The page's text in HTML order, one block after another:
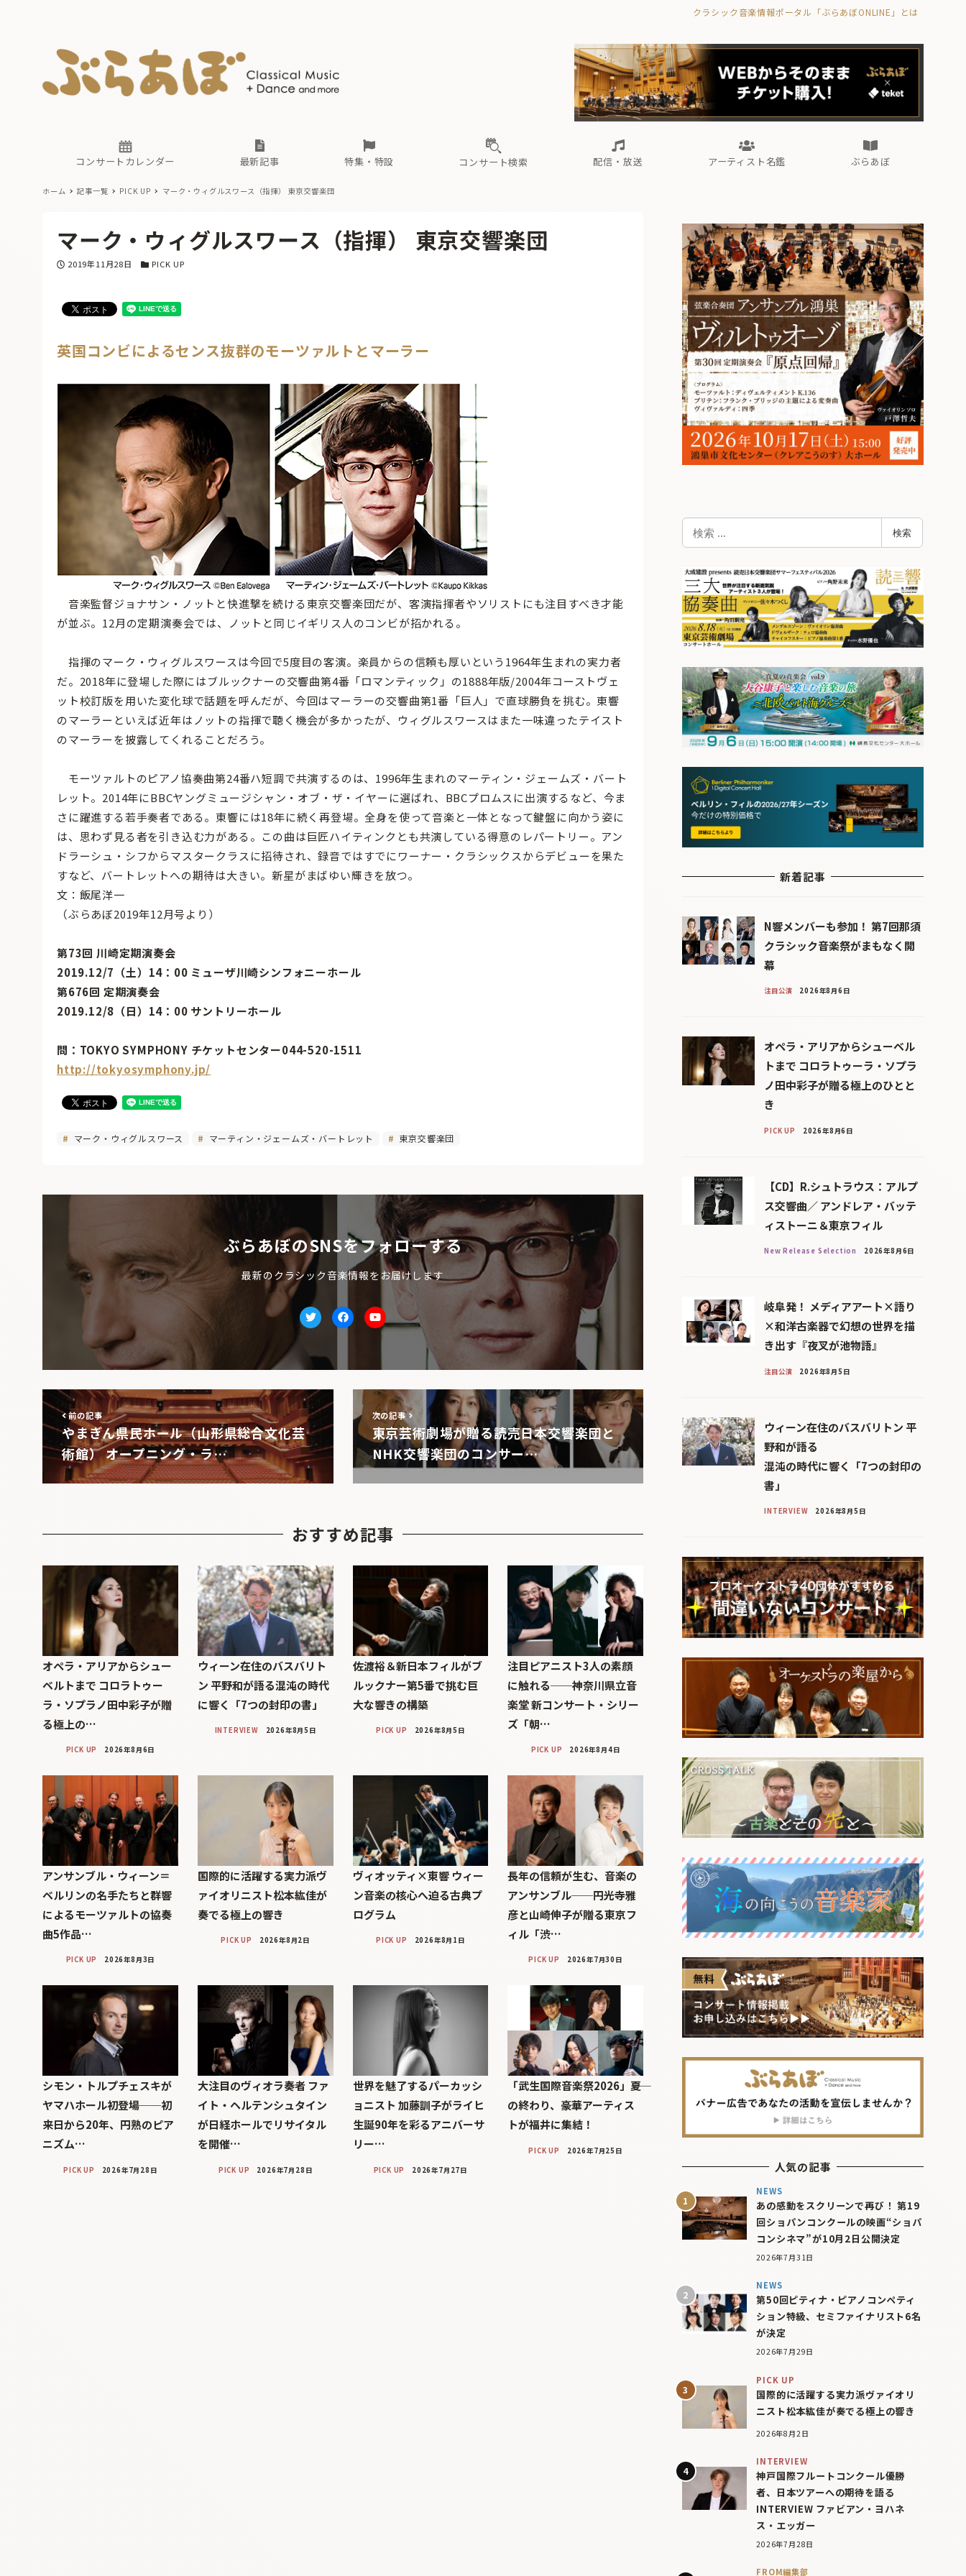
クラシック音楽情報ポータル「ぶらあぼONLINE」とは
コンサートカレンダー 最新記事
古楽とその先と オーケストラの楽屋から 海の向こうの音楽家 ぶらあぼブラス！
フォルテピアノ・オデッセイ
特集・特設
現場のプロが推す！間違いないオーケストラコンサート
過去の特集
コンサート検索 配信・放送
無料ライブ配信スケジュール 有料ライブ配信スケジュール
アーティスト名鑑
さ た は ま や ら
ぶらあぼ
古楽とその先と 海の向こうの音楽家 Aからの眺望 ぶらあぼブラス！
フォルテピアノ・オデッセイ
過去の特集
無料ライブ配信スケジュール
あ か さ
ホーム 記事一覧 PICK UP マーク・ウィグルスワース（指揮） 東京交響楽団
マーク・ウィグルスワース（指揮） 東京交響楽団
投稿日
2019年11月28日 カテゴリー
PICK UP
英国コンビによるセンス抜群のモーツァルトとマーラー
音楽監督ジョナサン・ノットと快進撃を続ける東京交響楽団だが、客演指揮者やソリストにも注目すべき才能
が並ぶ。12月の定期演奏会では、ノットと同じイギリス人のコンビが招かれる。
指揮のマーク・ウィグルスワースは今回で5度目の客演。楽員からの信頼も厚いという1964年生まれの実力者
だ。2018年に登場した際にはブルックナーの交響曲第4番「ロマンティック」の1888年版/2004年コーストヴェ
ット校訂版を用いた変化球で話題を呼んだが、今回はマーラーの交響曲第1番「巨人」で直球勝負を挑む。東響
のマーラーといえば近年はノットの指揮で聴く機会が多かったが、ウィグルスワースはまた一味違ったテイスト
のマーラーを披露してくれることだろう。
モーツァルトのピアノ協奏曲第24番ハ短調で共演するのは、1996年生まれのマーティン・ジェームズ・バート
レット。2014年にBBCヤングミュージシャン・オブ・ザ・イヤーに選ばれ、BBCプロムスに出演するなど、今ま
さに躍進する若手奏者である。東響には18年に続く再登場。全身を使って音楽と一体となって鍵盤に向かう姿に
は、思わず見る者を引き込む力がある。この曲は巨匠ハイティンクとも共演している得意のレパートリー。アン
ドラーシュ・シフからマスタークラスに招待され、録音ではすでにワーナー・クラシックスからデビューを果た
すなど、バートレットへの期待は大きい。新星がまばゆい輝きを放つ。
文：飯尾洋一
（ぶらあぼ2019年12月号より）
第73回 川崎定期演奏会
2019.12/7（土）14：00 ミューザ川崎シンフォニーホール
第676回 定期演奏会
2019.12/8（日）14：00 サントリーホール
問：TOKYO SYMPHONY チケットセンター044-520-1511
http://tokyosymphony.jp/
マーク・ウィグルスワース マーティン・ジェームズ・バートレット 東京交響楽団
ぶらあぼのSNSをフォローする
最新のクラシック音楽情報をお届けします
TwitterfacebookYoutube
前の記事
やまぎん県民ホール（山形県総合文化芸
術館） オープニング・ラ…
次の記事
東京芸術劇場が贈る読売日本交響楽団と
NHK交響楽団のコンサー…
おすすめ記事
オペラ・アリアからシュー
ベルトまで コロラトゥー
ラ・ソプラノ田中彩子が贈
る極上の…
PICK UP 2026年8月6日
ウィーン在住のバスバリト
ン 平野和が語る混沌の時代
に響く「7つの封印の書」
INTERVIEW 2026年8月5日
佐渡裕＆新日本フィルがブ
ルックナー第5番で挑む巨
大な響きの構築
PICK UP 2026年8月5日
注目ピアニスト3人の素顔
に触れる──神奈川県立音
楽堂 新コンサート・シリー
ズ「朝…
PICK UP 2026年8月4日
アンサンブル・ウィーン＝
ベルリンの名手たちと群響
によるモーツァルトの協奏
曲5作品…
PICK UP 2026年8月3日
国際的に活躍する実力派ヴ
ァイオリニスト松本紘佳が
奏でる極上の響き
PICK UP 2026年8月2日
ヴィオッティ×東響 ウィー
ン音楽の核心へ迫る古典プ
ログラム
PICK UP 2026年8月1日
長年の信頼が生む、音楽の
アンサンブル──円光寺雅
彦と山崎伸子が贈る東京フ
ィル「渋…
PICK UP 2026年7月30日
シモン・トルプチェスキが
ヤマハホール初登場──初
来日から20年、円熟のピア
ニズム…
PICK UP 2026年7月28日
大注目のヴィオラ奏者 ファ
イト・ヘルテンシュタイン
が日経ホールでリサイタル
を開催…
PICK UP 2026年7月28日
世界を魅了するパーカッシ
ョニスト 加藤訓子がライヒ
生誕90年を彩るアニバーサ
リー…
PICK UP 2026年7月27日
「武生国際音楽祭2026」――夏
の終わり、豪華アーティス
トが福井に集結！
PICK UP 2026年7月25日
検
索
検索
新着記事
N響メンバーも参加！ 第7回那須
クラシック音楽祭がまもなく開
幕
注目公演 2026年8月6日
オペラ・アリアからシューベル
トまで コロラトゥーラ・ソプラ
ノ田中彩子が贈る極上のひとと
き
PICK UP 2026年8月6日
【CD】R.シュトラウス：アルプ
ス交響曲／ アンドレア・バッテ
ィストーニ＆東京フィル
New Release Selection 2026年8月6日
岐阜発！ メディアアート×語り
×和洋古楽器で幻想の世界を描
き出す『夜叉が池物語』
注目公演 2026年8月5日
ウィーン在住のバスバリトン 平
野和が語る
混沌の時代に響く「7つの封印の
書」
INTERVIEW 2026年8月5日
人気の記事
NEWS
あの感動をスクリーンで再び！ 第19
回ショパンコンクールの映画“ショパ
コンシネマ”が10月2日公開決定
2026年7月31日
NEWS
第50回ピティナ・ピアノコンペティ
ション特級、セミファイナリスト6名
が決定
2026年7月29日
PICK UP
国際的に活躍する実力派ヴァイオリ
ニスト松本紘佳が奏でる極上の響き
2026年8月2日
INTERVIEW
神戸国際フルートコンクール優勝
者、日本ツアーへの期待を語る
INTERVIEW ファビアン・ヨハネ
ス・エッガー
2026年7月28日
FROM編集部